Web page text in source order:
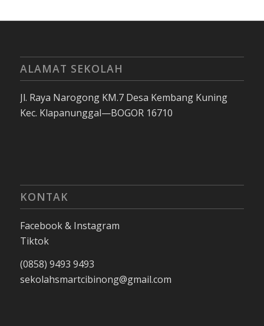
ALAMAT SEKOLAH
Jl. Raya Narogong KM.7 Desa Kembang Kuning
Kec. Klapanunggal—BOGOR 16710
KONTAK
Facebook & Instagram
Tiktok
(0858) 9493 9493
sekolahsmartcibinong@gmail.com